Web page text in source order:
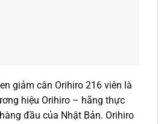
giảm cân Orihiro 216 viên là
hiệu Orihiro – hãng thực
đầu của Nhật Bản. Orihiro